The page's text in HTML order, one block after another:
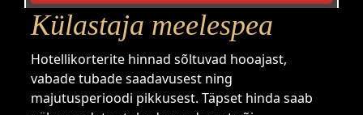
Külastaja meelespea
Hotellikorterite hinnad sõltuvad hooajast,
vabade tubade saadavusest ning
majutusperioodi pikkusest. Täpset hinda saab